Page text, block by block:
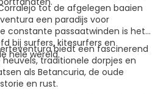
tot de afgelegen baaien
een paradijs voor
constante passaatwinden is het
bij surfers, kitesurfers en
hele wereld.biedt een fascinerend
traditionele dorpjes en
als Betancuria, de oude
en rust.